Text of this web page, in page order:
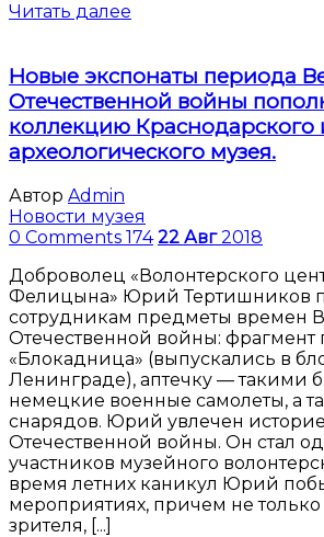
Читать далее
Новые экспонаты периода
Отечественной войны
коллекцию Краснодарского
археологического музея.
Автор Admin
Новости музея
0 Comments 174 22 Авг2018
Доброволец «Волонтерского
Фелицына» Юрий Тертишников
сотрудникам предметы времен
Отечественной войны: фрагмент
«Блокадница» (выпускались в
Ленинграде), аптечку — такими
немецкие военные самолеты, а
снарядов. Юрий увлечен
Отечественной войны. Он стал
участников музейного
время летних каникул Юрий
мероприятиях, причем не только
зрителя, [...]